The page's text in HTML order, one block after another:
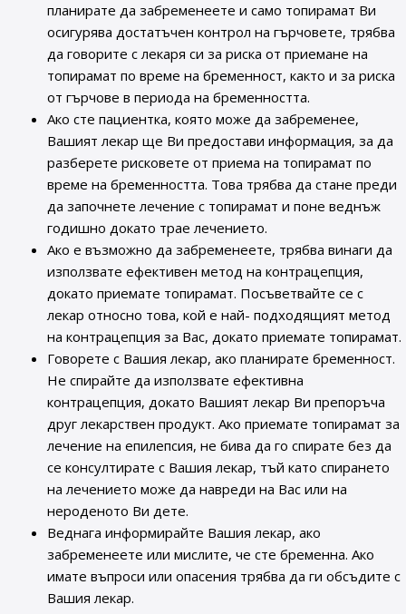
планирате да забременеете и само топирамат Ви
осигурява достатъчен контрол на гърчовете, трябва
да говорите с лекаря си за риска от приемане на
топирамат по време на бременност, както и за риска
от гърчове в периода на бременността.
Ако сте пациентка, която може да забременее,
Вашият лекар ще Ви предостави информация, за да
разберете рисковете от приема на топирамат по
време на бременността. Това трябва да стане преди
да започнете лечение с топирамат и поне веднъж
годишно докато трае лечението.
Ако е възможно да забременеете, трябва винаги да
използвате ефективен метод на контрацепция,
докато приемате топирамат. Посъветвайте се с
лекар относно това, кой е най- подходящият метод
на контрацепция за Вас, докато приемате топирамат.
Говорете с Вашия лекар, ако планирате бременност.
Не спирайте да използвате ефективна
контрацепция, докато Вашият лекар Ви препоръча
друг лекарствен продукт. Ако приемате топирамат за
лечение на епилепсия, не бива да го спирате без да
се консултирате с Вашия лекар, тъй като спирането
на лечението може да навреди на Вас или на
нероденото Ви дете.
Веднага информирайте Вашия лекар, ако
забременеете или мислите, че сте бременна. Ако
имате въпроси или опасения трябва да ги обсъдите с
Вашия лекар.